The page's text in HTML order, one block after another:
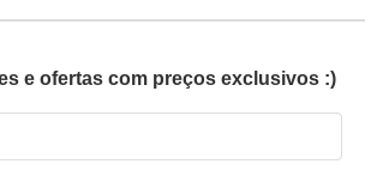
e ofertas com preços exclusivos :)